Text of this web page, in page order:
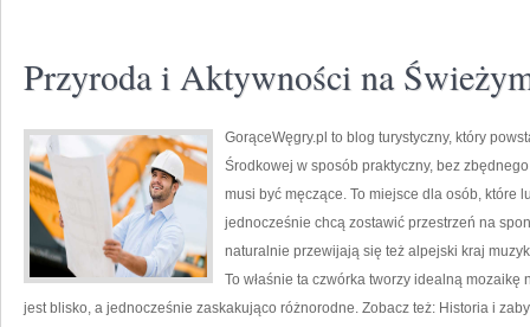
Przyroda i Aktywności na
GorąceWęgry.pl to blog turystyczny, który
Środkowej w sposób praktyczny, bez
musi być męczące. To miejsce dla osób, które
jednocześnie chcą zostawić przestrzeń na
naturalnie przewijają się też alpejski kraj
To właśnie ta czwórka tworzy idealną mozaikę
jest blisko, a jednocześnie zaskakująco różnorodne. Zobacz też: Historia i